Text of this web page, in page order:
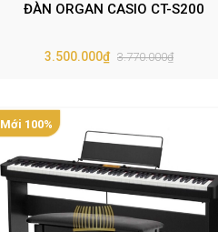
ĐÀN ORGAN CASIO CT-S200
3.500.000₫ 3.770.000₫
Mới 100%